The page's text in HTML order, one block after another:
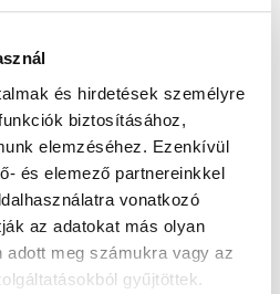
és hirdetések személyre
biztosításához,
elemzéséhez. Ezenkívül
és elemező partnereinkkel
vonatkozó
az adatokat más olyan
adott meg számukra vagy az
gyűjtöttek.
gr
igen
kg